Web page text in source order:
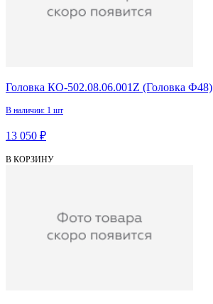
Головка КО-502.08.06.001Z (Головка Ф48)
В наличии: 1 шт
13 050 ₽
В КОРЗИНУ